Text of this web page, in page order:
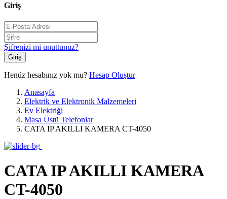
Giriş
Şifrenizi mi unuttunuz?
Giriş
Henüz hesabınız yok mu? Hesap Oluştur
Anasayfa
Elektrik ve Elektronik Malzemeleri
Ev Elektriği
Masa Üstü Telefonlar
CATA IP AKILLI KAMERA CT-4050
CATA IP AKILLI KAMERA
CT-4050